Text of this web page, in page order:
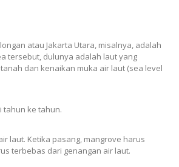
atau Jakarta Utara, misalnya, adalah
tersebut, dulunya adalah laut yang
dan kenaikan muka air laut (sea level
tahun ke tahun.
laut. Ketika pasang, mangrove harus
terbebas dari genangan air laut.